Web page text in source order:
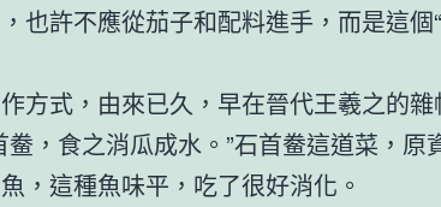
也許不應從茄子和配料進手，而是這個“
方式，由來已久，早在晉代王羲之的雜
鲞，食之消瓜成水。”石首鲞這道菜，原
，這種魚味平，吃了很好消化。